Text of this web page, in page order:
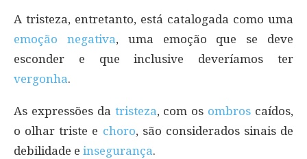
A tristeza, entretanto, está catalogada como uma
emoção negativa, uma emoção que se deve
esconder e que inclusive deveríamos ter
vergonha.
As expressões da tristeza, com os ombros caídos,
o olhar triste e choro, são considerados sinais de
debilidade e insegurança.